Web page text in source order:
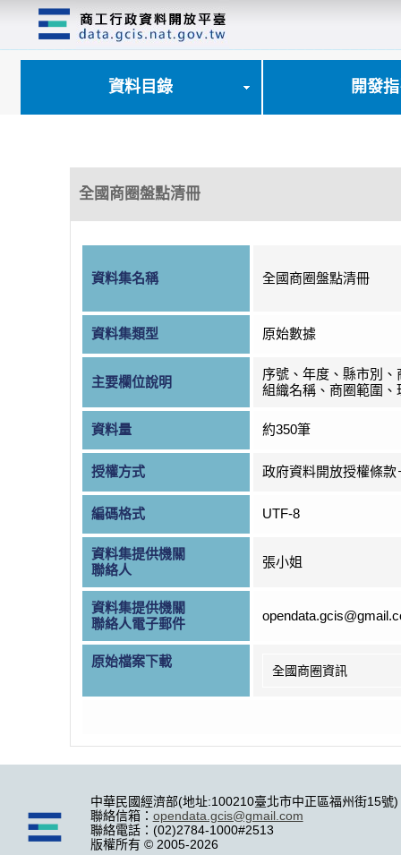
資料目錄 開發
全國商圈盤點清冊
資料集名稱 全國商圈盤點清冊
資料集類型 原始數據
主要欄位說明
序號、年度、縣市別
組織名稱、商圈範圍、
資料量 約350筆
授權方式 政府資料開放授權條款
編碼格式 UTF-8
資料集提供機關
聯絡人
張小姐
資料集提供機關
聯絡人電子郵件
原始檔案下載
全國商圈資訊
中華民國經濟部(地址:100210臺北市中正區福州街15號)
聯絡信箱： opendata.gcis@gmail.com
聯絡電話：(02)2784-1000#2513
版權所有 © 2005-2026